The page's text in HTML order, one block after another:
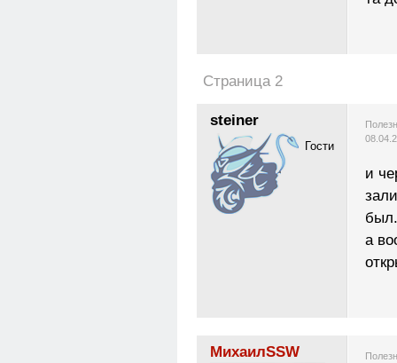
Страница 2
steiner
Гости
и
был.
а
МихаилSSW